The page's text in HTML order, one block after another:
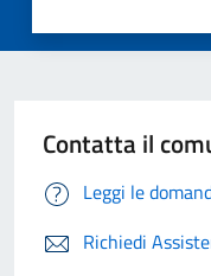
Contatta il
Leggi le
Richiedi